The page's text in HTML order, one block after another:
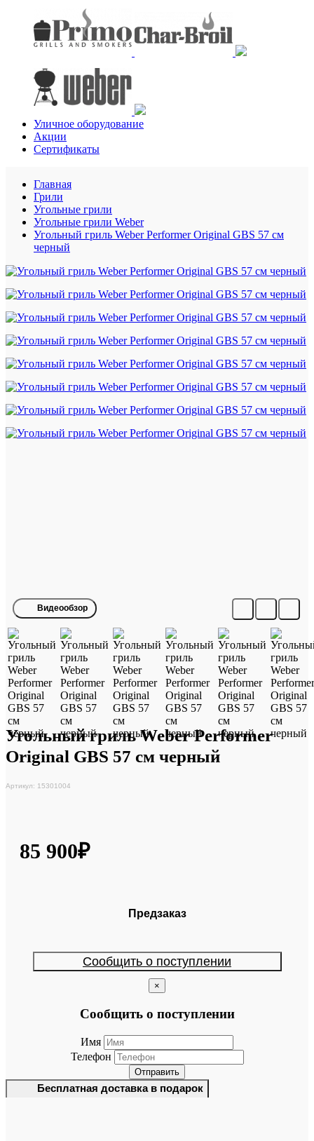
Уличное оборудование
Акции
Сертификаты
Главная
Грили
Угольные грили
Угольные грили Weber
Угольный гриль Weber Performer Original GBS 57 см
черный
Видеообзор
Угольный гриль Weber Performer
Original GBS 57 см черный
Артикул: 15301004
85 900₽
Предзаказ
Сообщить о поступлении
×
Сообщить о поступлении
Имя
Телефон
Отправить
Бесплатная доставка в подарок